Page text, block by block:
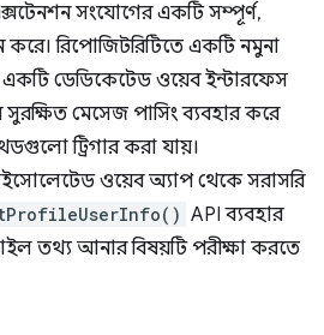
সংযোগের একটি সম্পূর্ণ,
করে। রিপোজিটরিটিতে একটি নমুনা
ডেডিকেটেড ওয়েব ইন্টারফেস
সুরক্ষিত মেসেজ পাসিং ব্যবহার করে
ট্রিগার করা যায়।
ওয়েব অ্যাপ থেকে সরাসরি
API ব্যবহার
তথ্য আনার বিষয়টি পরীক্ষা করতে